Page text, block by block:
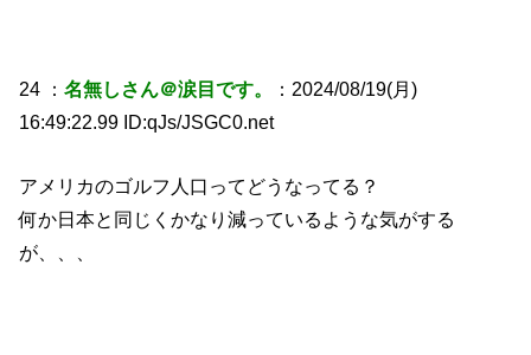
24 ：名無しさん＠涙目です。
：2024/08/19(月)
16:49:22.99 ID:qJs/JSGC0.net
アメリカのゴルフ人口ってどうなってる？
何か日本と同じくかなり減っているような気がする
が、、、